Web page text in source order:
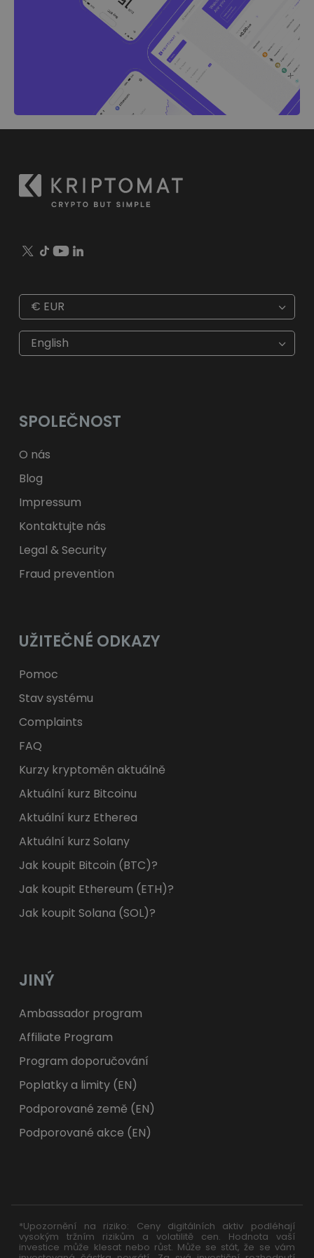
€ EUR
€ EUR
$ USD
ft HUF
zł PLN
fr. CHF
English
SPOLEČNOST
O nás
Blog
Impressum
Kontaktujte nás
Legal & Security
Fraud prevention
UŽITEČNÉ ODKAZY
Pomoc
Stav systému
Complaints
FAQ
Kurzy kryptoměn aktuálně
Aktuální kurz Bitcoinu
Aktuální kurz Etherea
Aktuální kurz Solany
Jak koupit Bitcoin (BTC)?
Jak koupit Ethereum (ETH)?
Jak koupit Solana (SOL)?
JINÝ
Ambassador program
Affiliate Program
Program doporučování
Poplatky a limity (EN)
Podporované země (EN)
Podporované akce (EN)
*Upozornění na riziko: Ceny digitálních aktiv podléhají
vysokým tržním rizikům a volatilitě cen. Hodnota vaší
investice může klesat nebo růst. Může se stát, že se vám